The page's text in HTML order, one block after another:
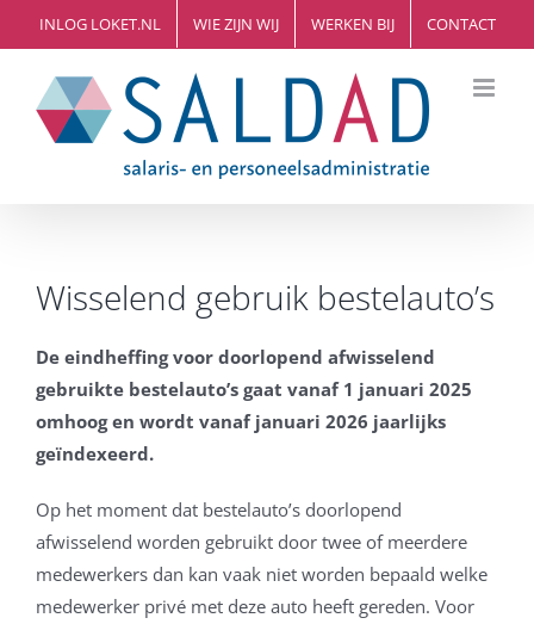
naar
inhoud
INLOG LOKET.NL WIE ZIJN WIJ WERKEN BIJ CONTACT
Wisselend gebruik bestelauto’s
De eindheffing voor doorlopend afwisselend
gebruikte bestelauto’s gaat vanaf 1 januari 2025
omhoog en wordt vanaf januari 2026 jaarlijks
geïndexeerd.
Op het moment dat bestelauto’s doorlopend
afwisselend worden gebruikt door twee of meerdere
medewerkers dan kan vaak niet worden bepaald welke
medewerker privé met deze auto heeft gereden. Voor